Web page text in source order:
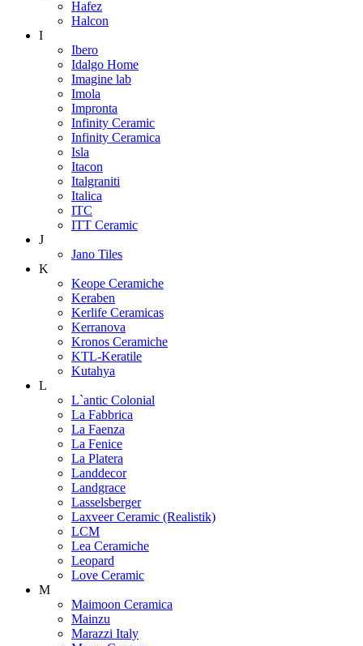
Hafez
Halcon
I
Ibero
Idalgo Home
Imagine lab
Imola
Impronta
Infinity Ceramic
Infinity Ceramica
Isla
Itacon
Italgraniti
Italica
ITC
ITT Ceramic
J
Jano Tiles
K
Keope Ceramiche
Keraben
Kerlife Ceramicas
Kerranova
Kronos Ceramiche
KTL-Keratile
Kutahya
L
L`antic Colonial
La Fabbrica
La Faenza
La Fenice
La Platera
Landdecor
Landgrace
Lasselsberger
Laxveer Ceramic (Realistik)
LCM
Lea Ceramiche
Leopard
Love Ceramic
M
Maimoon Ceramica
Mainzu
Marazzi Italy